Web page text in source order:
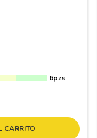
6pzs
CARRITO